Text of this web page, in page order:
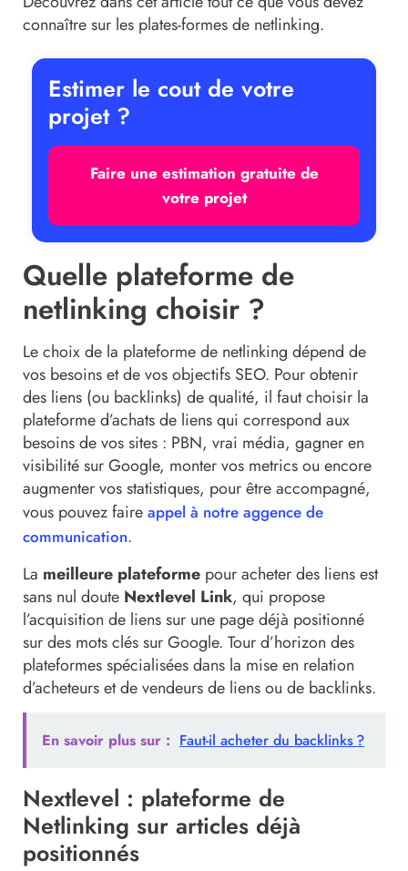
connaître sur les plates-formes de netlinking.
Estimer le cout de votre
projet ?
Faire une estimation gratuite de
votre projet
Quelle plateforme de
netlinking choisir ?
Le choix de la plateforme de netlinking dépend de
vos besoins et de vos objectifs SEO. Pour obtenir
des liens (ou backlinks) de qualité, il faut choisir la
plateforme d’achats de liens qui correspond aux
besoins de vos sites : PBN, vrai média, gagner en
visibilité sur Google, monter vos metrics ou encore
augmenter vos statistiques, pour être accompagné,
vous pouvez faire appel à notre aggence de
communication.
La meilleure plateforme pour acheter des liens est
sans nul doute Nextlevel Link, qui propose
l’acquisition de liens sur une page déjà positionné
sur des mots clés sur Google. Tour d’horizon des
plateformes spécialisées dans la mise en relation
d’acheteurs et de vendeurs de liens ou de backlinks.
En savoir plus sur : Faut-il acheter du backlinks ?
Nextlevel : plateforme de
Netlinking sur articles déjà
positionnés